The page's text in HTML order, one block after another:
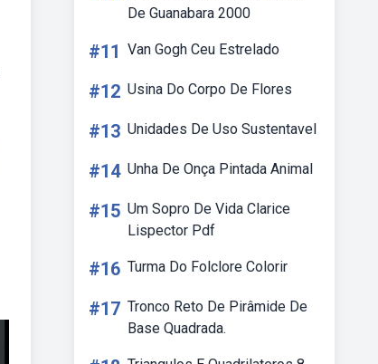
De Guanabara 2000
#11 Van Gogh Ceu Estrelado
#12 Usina Do Corpo De Flores
#13 Unidades De Uso Sustentavel
#14 Unha De Onça Pintada Animal
#15 Um Sopro De Vida Clarice
Lispector Pdf
#16 Turma Do Folclore Colorir
#17 Tronco Reto De Pirâmide De
Base Quadrada.